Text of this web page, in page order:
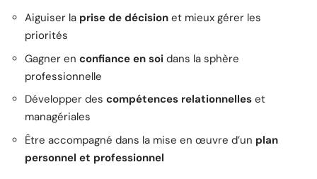
Aiguiser la prise de décision et mieux gérer les
priorités
Gagner en confiance en soi dans la sphère
professionnelle
Développer des compétences relationnelles et
managériales
Être accompagné dans la mise en œuvre d’un plan
personnel et professionnel